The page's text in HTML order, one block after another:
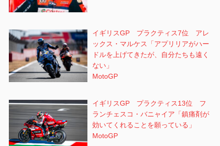
イギリスGP プラクティス7位 アレ
ックス・マルケス「アプリリアがハー
ドルを上げてきたが、自分たちも遠く
ない」
MotoGP
イギリスGP プラクティス13位 フ
ランチェスコ・バニャイア「鎮痛剤が
効いてくれることを願っている」
MotoGP